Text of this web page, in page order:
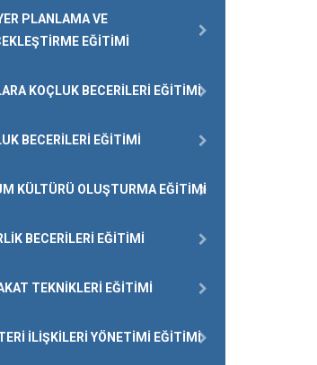
PLANLAMA VE
EĞITIMI
KOÇLUK BECERILERI EĞITIMI
BECERILERI EĞITIMI
KÜLTÜRÜ OLUŞTURMA EĞITIMI
BECERILERI EĞITIMI
TEKNIKLERI EĞITIMI
İLIŞKILERI YÖNETIMI EĞITIMI